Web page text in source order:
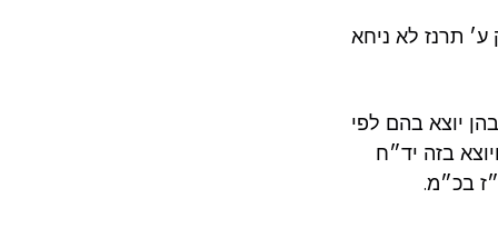
ע׳ תרנז לא ניחא
יוצא בהם לפי
בזה יד״ח
בכ״מ.